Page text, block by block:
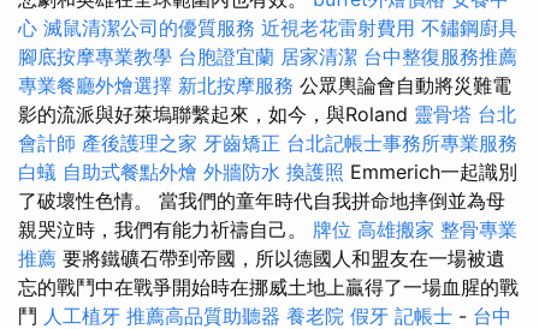
心 滅鼠清潔公司的優質服務 近視老花雷射費用 不鏽鋼廚具
腳底按摩專業教學 台胞證宜蘭 居家清潔 台中整復服務推薦
專業餐廳外燴選擇 新北按摩服務 公眾輿論會自動將災難電
影的流派與好萊塢聯繫起來，如今，與Roland 靈骨塔 台北
會計師 產後護理之家 牙齒矯正 台北記帳士事務所專業服務
白蟻 自助式餐點外燴 外牆防水 換護照 Emmerich一起識別
了破壞性色情。 當我們的童年時代自我拼命地摔倒並為母
親哭泣時，我們有能力祈禱自己。 牌位 高雄搬家 整骨專業
推薦 要將鐵礦石帶到帝國，所以德國人和盟友在一場被遺
忘的戰鬥中在戰爭開始時在挪威土地上贏得了一場血腥的戰
鬥 人工植牙 推薦高品質助聽器 養老院 假牙 記帳士 - 台中